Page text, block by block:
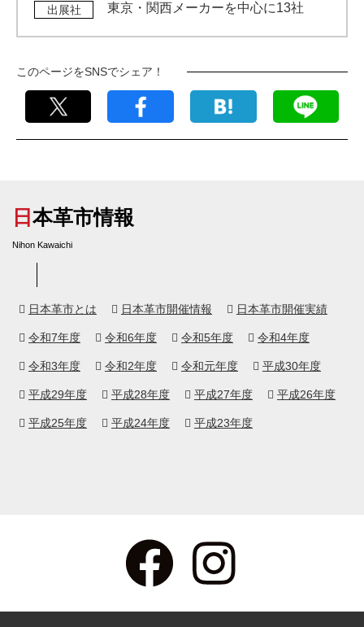
出展社 東京・関西メーカーを中心に13社
このページをSNSでシェア！
日本革市情報
Nihon Kawaichi
日本革市とは 日本革市開催情報 日本革市開催実績
令和7年度 令和6年度 令和5年度 令和4年度
令和3年度 令和2年度 令和元年度 平成30年度
平成29年度 平成28年度 平成27年度 平成26年度
平成25年度 平成24年度 平成23年度